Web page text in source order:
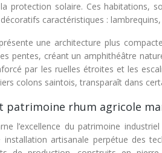
protection solaire. Ces habitations,
caractéristiques :
une architecture plus
pentes, créant un amphithéâtre
par les ruelles étroites et les
colons saintois, transparaît dans
patrimoine rhum agricole
l’excellence du patrimoine
artisanale perpétue des